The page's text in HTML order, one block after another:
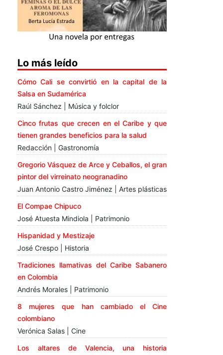
Lo más leído
Cómo Cali se convirtió en la capital de la
Salsa en Sudamérica
Raúl Sánchez | Música y folclor
Cinco frutas que crecen en el Caribe y que
tienen grandes beneficios para la salud
Redacción | Gastronomía
Gregorio Vásquez de Arce y Ceballos, el gran
pintor del virreinato neogranadino
Juan Antonio Castro Jiménez | Artes plásticas
El Compae Chipuco
José Atuesta Mindiola | Patrimonio
Hispanidad y Mestizaje
José Crespo | Historia
Tradiciones llamativas del Caribe Sabanero
en Colombia
Andrés Morales | Patrimonio
8 mujeres que han cambiado el Cine
colombiano
Verónica Salas | Cine
Los altares de Valencia, una historia